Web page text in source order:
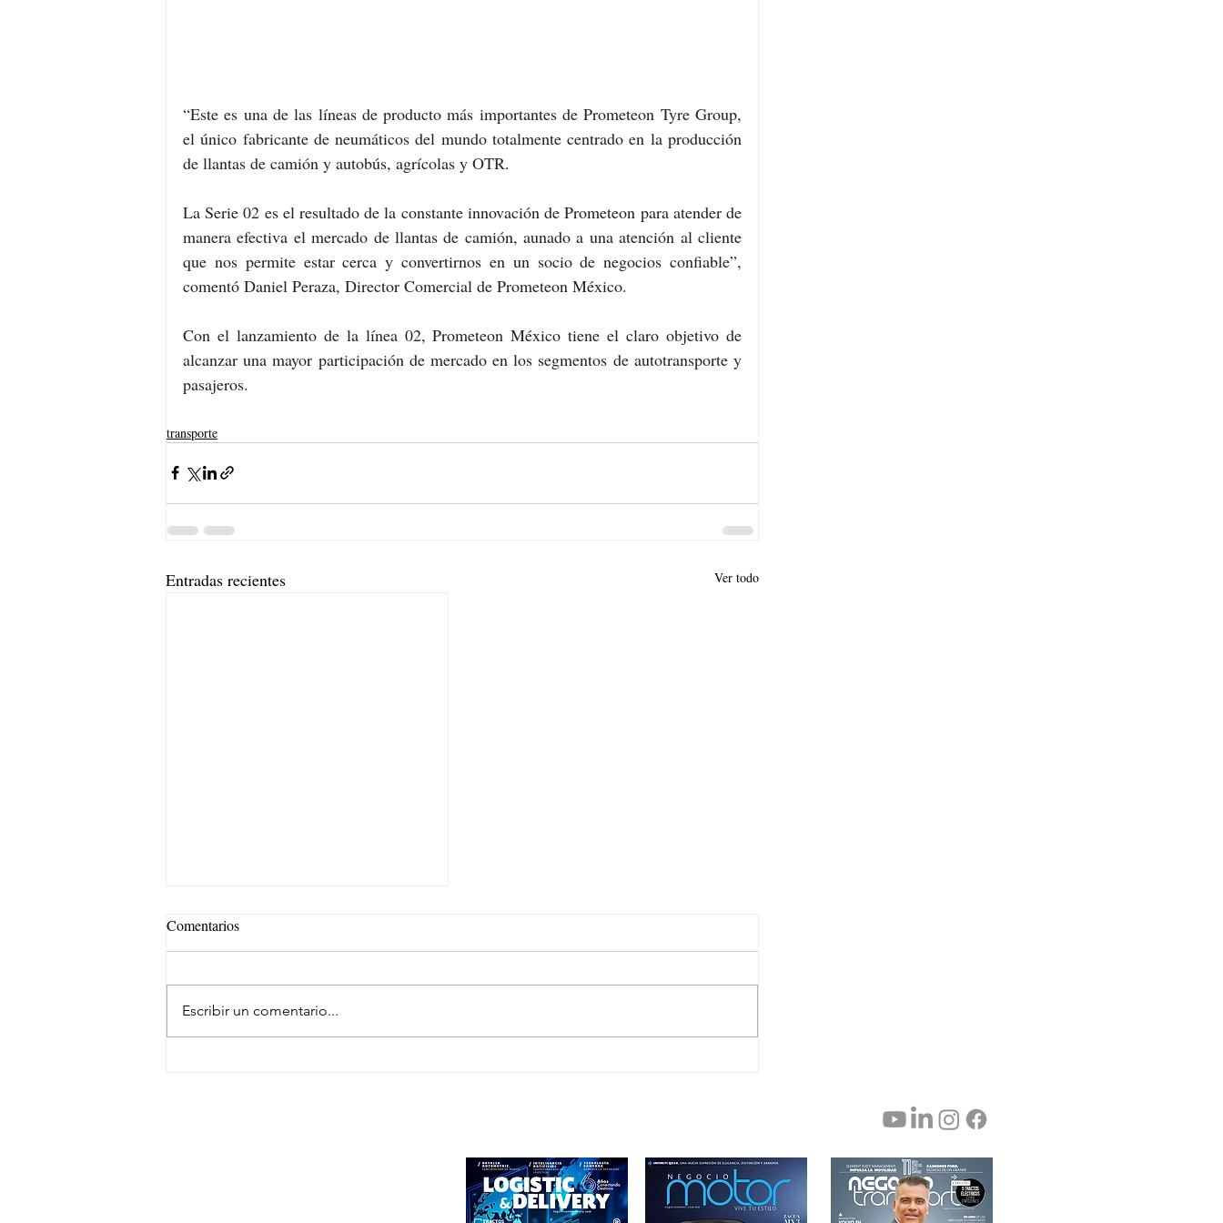
“Este es una de las líneas de producto más importantes de Prometeon Tyre Group,
el único fabricante de neumáticos del mundo totalmente centrado en la producción
de llantas de camión y autobús, agrícolas y OTR.
La Serie 02 es el resultado de la constante innovación de Prometeon para atender de
manera efectiva el mercado de llantas de camión, aunado a una atención al cliente
que nos permite estar cerca y convertirnos en un socio de negocios confiable”,
comentó Daniel Peraza, Director Comercial de Prometeon México.
Con el lanzamiento de la línea 02, Prometeon México tiene el claro objetivo de
alcanzar una mayor participación de mercado en los segmentos de autotransporte y
pasajeros.
transporte
Entradas recientes Ver todo
Comentarios
Escribir un comentario...